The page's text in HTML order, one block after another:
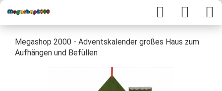
Megashop 2000 - Adventskalender großes Haus zum
Aufhängen und Befüllen